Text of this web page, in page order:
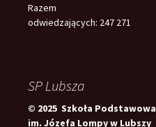
Razem
odwiedzających: 247 271
SP Lubsza
© 2025 Szkoła Podstawowa
im. Józefa Lompy w Lubszy